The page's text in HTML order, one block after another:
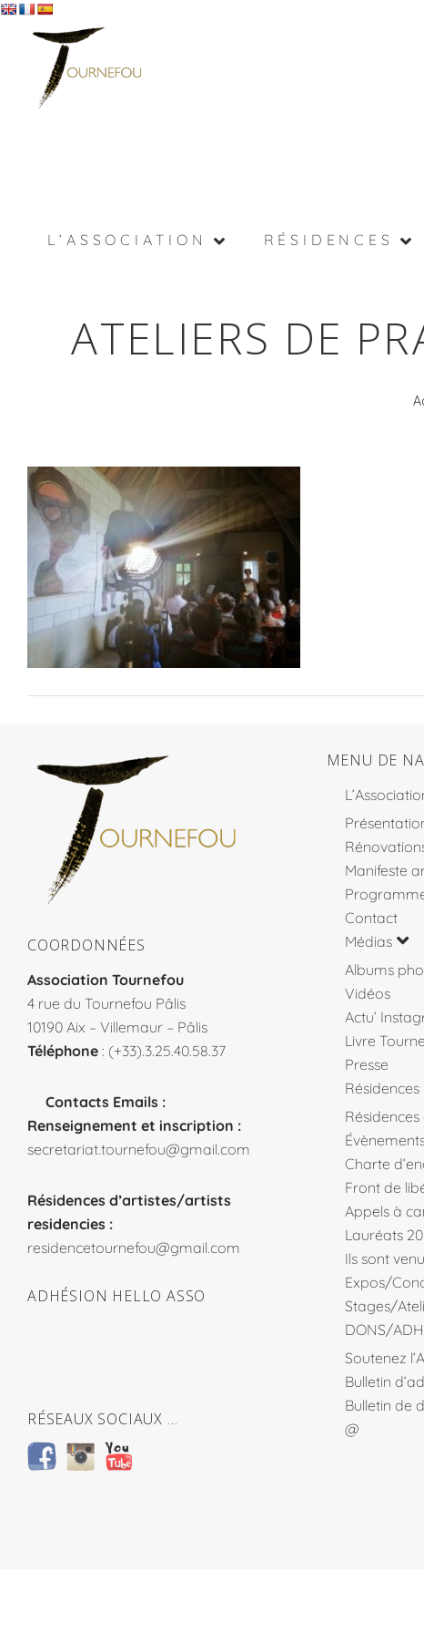
L’ASSOCIATION RÉSIDENCES
ATELIERS DE
COORDONNÉES
Association Tournefou
4 rue du Tournefou Pâlis
10190 Aix – Villemaur – Pâlis
Téléphone : (+33).3.25.40.58.37
Contacts Emails :
Renseignement et inscription :
secretariat.tournefou@gmail.com
Résidences d’artistes/artists
residencies :
residencetournefou@gmail.com
ADHÉSION HELLO ASSO
RÉSEAUX SOCIAUX …
MENU DE
Manifeste
Contact
Médias
Albums
Vidéos
Actu’
Livre
Presse
Résidences
Résidences
Charte
Front de
Appels à
Lauréats
Ils sont
Expos/
Stages/
DONS/
Soutenez
Bulletin
Bulletin de
@